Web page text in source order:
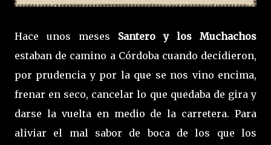
Hace unos meses Santero y los Muchachos
estaban de camino a Córdoba cuando decidieron,
por prudencia y por la que se nos vino encima,
frenar en seco, cancelar lo que quedaba de gira y
darse la vuelta en medio de la carretera. Para
aliviar el mal sabor de boca de los que los